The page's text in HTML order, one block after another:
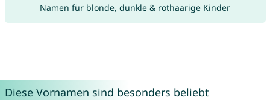
Namen für blonde, dunkle & rothaarige Kinder
Diese Vornamen sind besonders beliebt